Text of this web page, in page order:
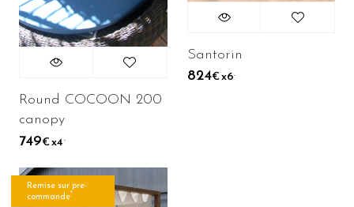
Round COCOON 200
canopy
749€x4.
Santorin
824€ x6.
Remise sur pre-
commande*